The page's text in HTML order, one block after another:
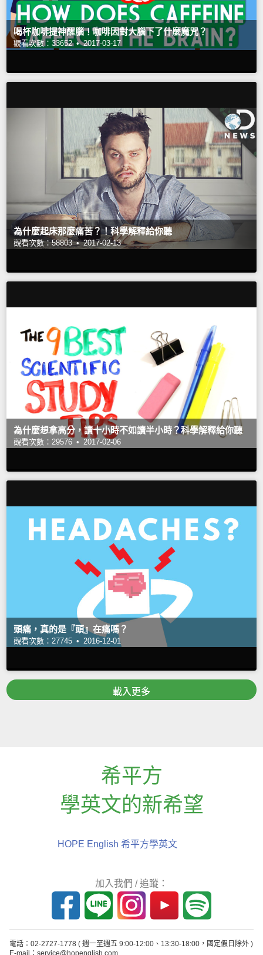
喝杯咖啡提神醒腦！咖啡因對大腦下了什麼魔咒？
觀看次數：33652 • 2017-03-17
為什麼起床那麼痛苦？！科學解釋給你聽
觀看次數：58803 • 2017-02-13
為什麼想拿高分，讀十小時不如讀半小時？科學解釋給你聽
觀看次數：29576 • 2017-02-06
頭痛，真的是『頭』在痛嗎？
觀看次數：27745 • 2016-12-01
載入更多
希平方
學英文的新希望
HOPE English 希平方學英文
加入我們 / 追蹤：
電話：02-2727-1778 ( 週一至週五 9:00-12:00、13:30-18:00，國定假日除外 )
E-mail：service@hopenglish.com